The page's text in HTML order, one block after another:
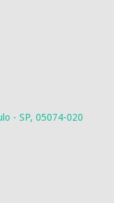
- SP, 05074-020